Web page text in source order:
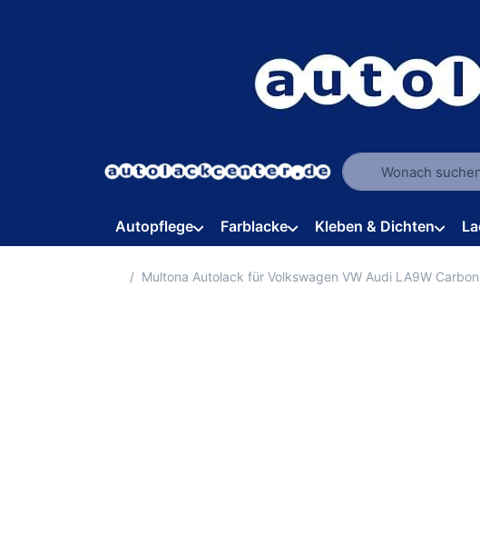
Geben Sie einen
Autopflege Farblacke Kleben & Dichten
Startseite
Multona Autolack für Volkswagen VW Audi LA9W